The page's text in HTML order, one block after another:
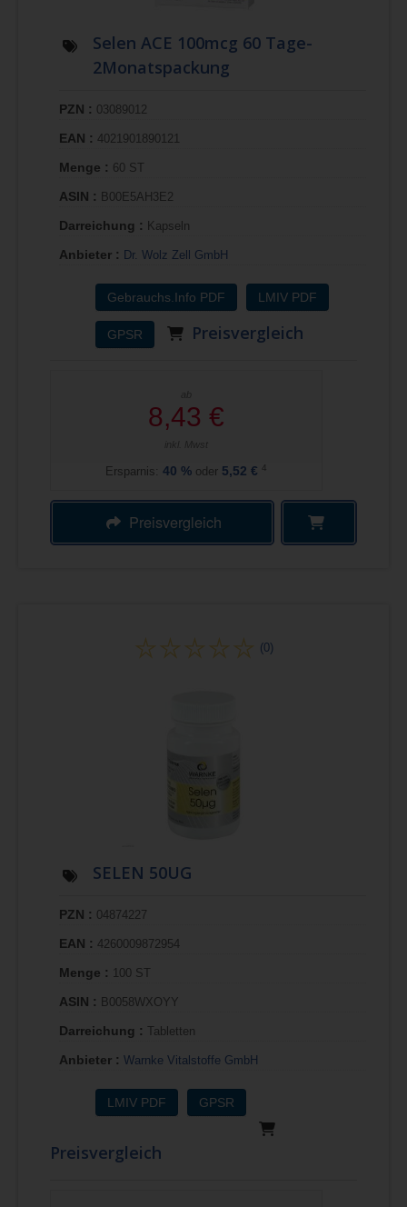
Selen ACE 100mcg 60 Tage-
2Monatspackung
PZN : 03089012
EAN : 4021901890121
Menge : 60 ST
ASIN : B00E5AH3E2
Darreichung : Kapseln
Anbieter : Dr. Wolz Zell GmbH
Gebrauchs.Info PDF LMIV PDF
GPSR Preisvergleich
ab
8,43 €
inkl. Mwst
Ersparnis: 40 % oder 5,52 € 4
Preisvergleich
(0)
SELEN 50UG
PZN : 04874227
EAN : 4260009872954
Menge : 100 ST
ASIN : B0058WXOYY
Darreichung : Tabletten
Anbieter : Warnke Vitalstoffe GmbH
LMIV PDF GPSR
Preisvergleich